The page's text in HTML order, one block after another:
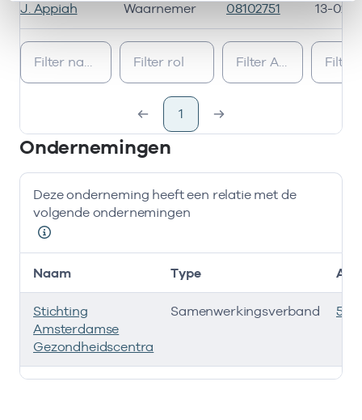
Bij deze onderneming werken de volgende zorgverleners
J. Appiah Waarnemer 08102751 13-02-
1
Ondernemingen
Deze onderneming heeft een relatie met de
volgende ondernemingen
Deze onderneming heeft een relatie met de volgende
Naam Type
Stichting
Amsterdamse
Gezondheidscentra
Samenwerkingsverband